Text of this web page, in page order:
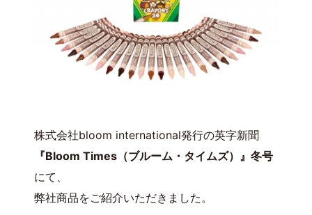
株式会社bloom international発行の英字新聞
『Bloom Times（ブルーム・タイムズ）』冬号
にて、
弊社商品をご紹介いただきました。